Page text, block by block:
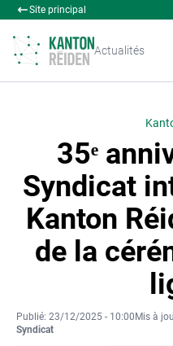
Site principal
Actualités
35ᵉ
Syndicat
Kanton
de la
Publié: 23/12/2025 - 10:00Mis à
Syndicat